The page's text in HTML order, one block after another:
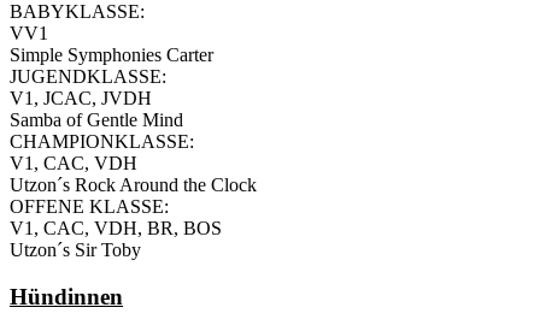
BABYKLASSE:
VV1
Simple Symphonies Carter
JUGENDKLASSE:
V1, JCAC, JVDH
Samba of Gentle Mind
CHAMPIONKLASSE:
V1, CAC, VDH
Utzon´s Rock Around the Clock
OFFENE KLASSE:
V1, CAC, VDH, BR, BOS
Utzon´s Sir Toby
Hündinnen